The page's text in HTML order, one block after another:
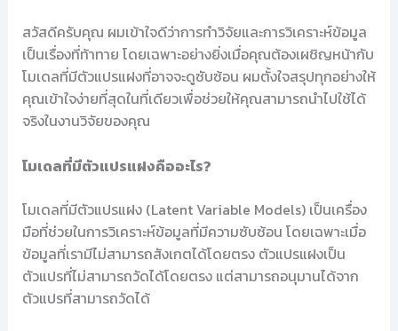
สวัสดีครับคุณ ผมเข้าใจดีว่าการทำวิจัยและการวิเคราะห์ข้อมูล
เป็นเรื่องที่ท้าทาย โดยเฉพาะอย่างยิ่งเมื่อคุณต้องเผชิญหน้ากับ
โมเดลที่มีตัวแปรแฝงที่อาจจะดูซับซ้อน ผมตั้งใจสรุปทุกอย่างให้
คุณเข้าใจง่ายที่สุดในที่เดียวเพื่อช่วยให้คุณสามารถนำไปใช้ได้
จริงในงานวิจัยของคุณ
โมเดลที่มีตัวแปรแฝงคืออะไร?
โมเดลที่มีตัวแปรแฝง (Latent Variable Models) เป็นเครื่อง
มือที่ช่วยในการวิเคราะห์ข้อมูลที่มีความซับซ้อน โดยเฉพาะเมื่อ
ข้อมูลที่เรามีไม่สามารถสังเกตได้โดยตรง ตัวแปรแฝงเป็น
ตัวแปรที่ไม่สามารถวัดได้โดยตรง แต่สามารถอนุมานได้จาก
ตัวแปรที่สามารถวัดได้